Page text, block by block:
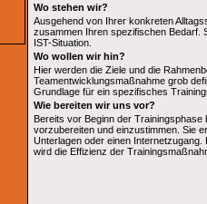
Wo stehen wir?
Ausgehend von Ihrer konkreten
zusammen Ihren spezifischen Bedarf.
IST-Situation.
Wo wollen wir hin?
Hier werden die Ziele und die
Teamentwicklungsmaßnahme grob
Grundlage für ein spezifisches
Wie bereiten wir uns vor?
Bereits vor Beginn der Trainingsphase
vorzubereiten und einzustimmen. Sie
Unterlagen oder einen
wird die Effizienz der